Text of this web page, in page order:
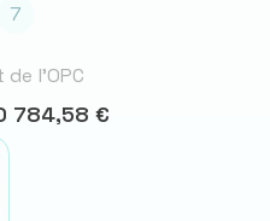
7
l’OPC
784,58 €